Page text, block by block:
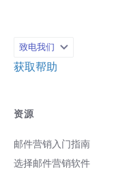
致电我们
获取帮助
资源
邮件营销入门指南
选择邮件营销软件